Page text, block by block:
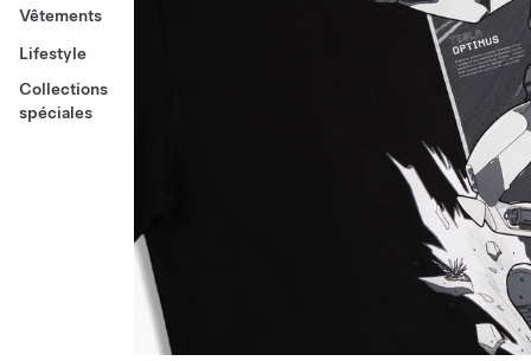
Vêtements
Lifestyle
Collections
spéciales